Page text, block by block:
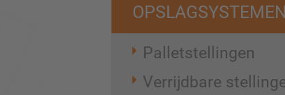
OPSLAGSYSTEMEN
Palletstellingen
Verrijdbare